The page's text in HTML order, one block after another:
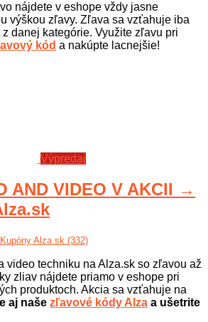
nájdete v eshope vždy jasne
výškou zľavy. Zľava sa vzťahuje iba
danej kategórie. Využite zľavu pri
kód a nakúpte lacnejšie!
Výpredaj
AND VIDEO V AKCII →
Kupóny Alza.sk (332)
video techniku na Alza.sk so zľavou až
zliav nájdete priamo v eshope pri
produktoch. Akcia sa vzťahuje na
aj naše zľavové kódy Alza a ušetrite